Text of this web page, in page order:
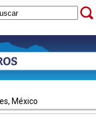
México